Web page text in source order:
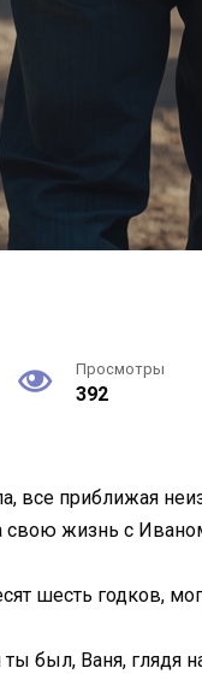
Просмотры
392
все приближая
жизнь с
шесть годков,
был, Ваня, глядя